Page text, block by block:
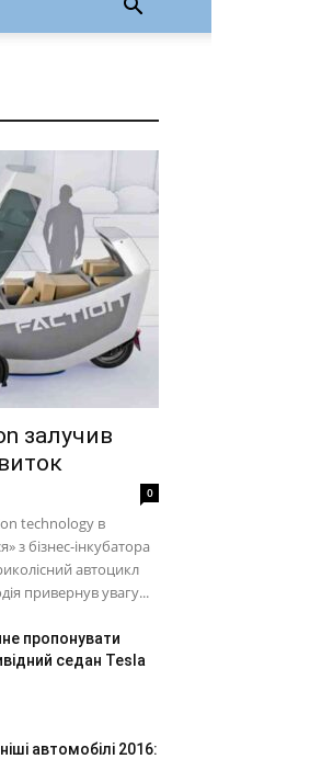
залучив
0
technology в
з бізнес-інкубатора
автоцикл
привернув увагу...
пропонувати
седан Tesla
автомобілі 2016: